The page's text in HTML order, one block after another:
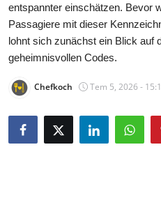
entspannter einschätzen. Bevor
Passagiere mit dieser
lohnt sich zunächst ein Blick auf
geheimnisvollen Codes.
Chefkoch Tem 5, 2026 -